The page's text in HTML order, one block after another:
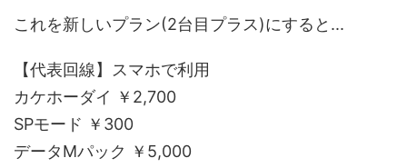
これを新しいプラン(2台目プラス)にすると...
【代表回線】スマホで利用
カケホーダイ ￥2,700
SPモード ￥300
データMパック ￥5,000